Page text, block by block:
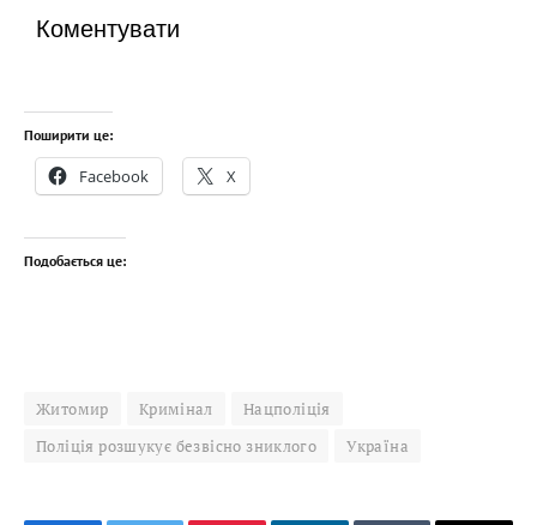
Коментувати
Поширити це:
Facebook X
Подобається це:
Житомир Кримінал
Нацполіція
Поліція розшукує безвісно зниклого
Україна